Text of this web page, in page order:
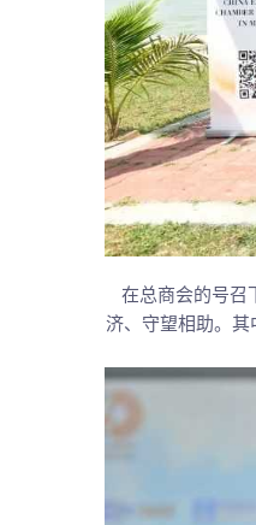
在总商会的号召
济、守望相助。其